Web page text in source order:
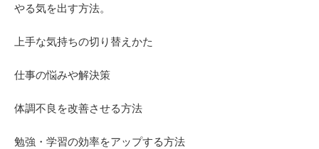
やる気を出す方法。
上手な気持ちの切り替えかた
仕事の悩みや解決策
体調不良を改善させる方法
勉強・学習の効率をアップする方法